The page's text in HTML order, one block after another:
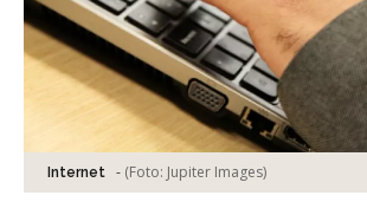
Internet - (Foto: Jupiter Images)